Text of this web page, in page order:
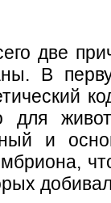
две
В
и